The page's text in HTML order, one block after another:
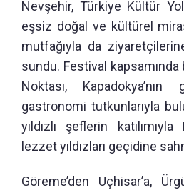
Nevşehir, Türkiye Kültür
eşsiz doğal ve kültürel
mutfağıyla da
sundu. Festival
Noktası, Kapadokya’nın
gastronomi tutkunlarıyla
yıldızlı şeflerin
lezzet yıldızları geçidine
Göreme’den Uçhisar’a,